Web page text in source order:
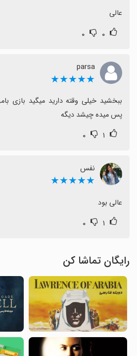
عالی
۰ ۰
parsa
★★★★★
پس میده چیشد دیگه
۱ ۰
نفس
★★★★★
عالی بود
۱ ۰
رایگان تماشا کن